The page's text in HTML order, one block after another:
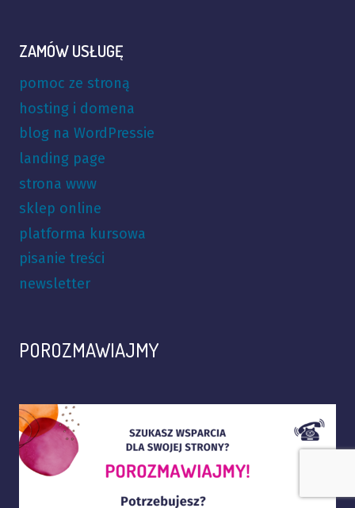
ZAMÓW USŁUGĘ
pomoc ze stroną
hosting i domena
blog na WordPressie
landing page
strona www
sklep online
platforma kursowa
pisanie treści
newsletter
POROZMAWIAJMY